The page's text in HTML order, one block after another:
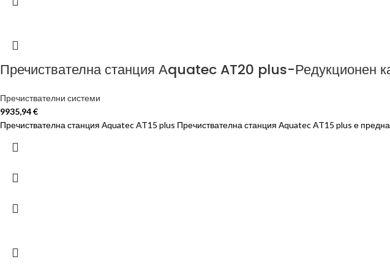
Пречиствателна станция Аquatec AT20 plus-Редукционен
Пречиствателни системи
9935,94€
Пречиствателна станция Аquatec AT15 plus Пречиствателна станция Аquatec AT15 plus е